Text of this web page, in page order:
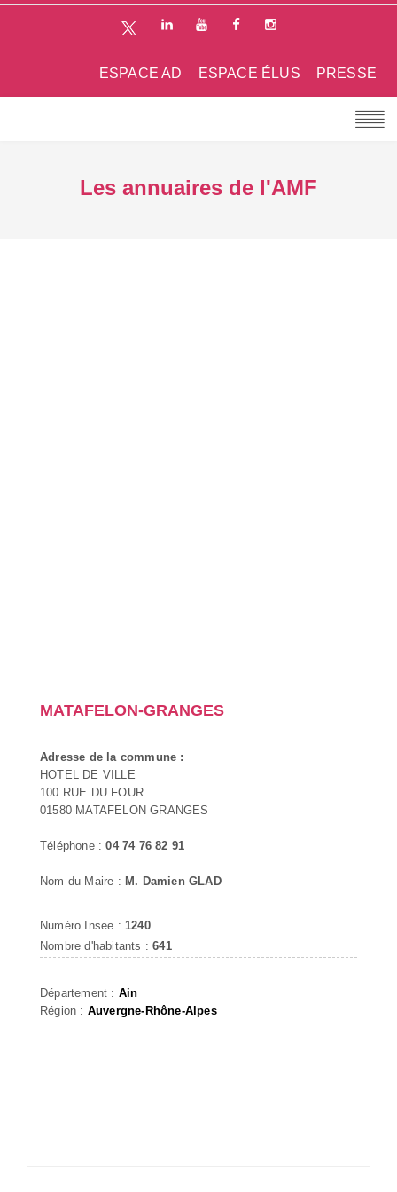
PRESSE
ESPACE ÉLUS
ESPACE AD
Les annuaires de l'AMF
MATAFELON-GRANGES
Adresse de la commune :
HOTEL DE VILLE
100 RUE DU FOUR
01580 MATAFELON GRANGES
Téléphone :04 74 76 82 91
Nom du Maire : M. Damien GLAD
Numéro Insee : 1240
Nombre d'habitants :641
Département : Ain
Région : Auvergne-Rhône-Alpes